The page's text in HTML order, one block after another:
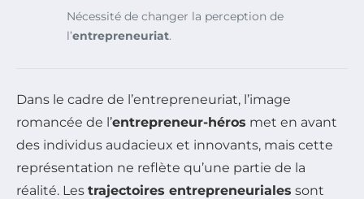
Nécessité de changer la perception de
l’entrepreneuriat.
Dans le cadre de l’entrepreneuriat, l’image
romancée de l’entrepreneur-héros met en avant
des individus audacieux et innovants, mais cette
représentation ne reflète qu’une partie de la
réalité. Les trajectoires entrepreneuriales sont